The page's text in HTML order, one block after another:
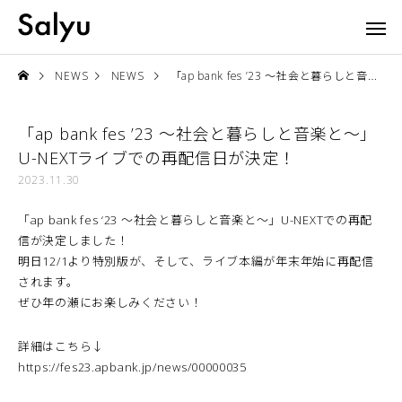
NEWS NEWS 「ap bank fes ’23 〜社会と暮らしと音楽と〜」U-NEXTライブでの再配信日が決定！
「ap bank fes ’23 〜社会と暮らしと音楽と〜」
U-NEXTライブでの再配信日が決定！
2023.11.30
「ap bank fes ‘23 〜社会と暮らしと音楽と〜」U-NEXTでの再配
信が決定しました！
明日12/1より特別版が、そして、ライブ本編が年末年始に再配信
されます。
ぜひ年の瀬にお楽しみください！
詳細はこちら↓
https://fes23.apbank.jp/news/00000035